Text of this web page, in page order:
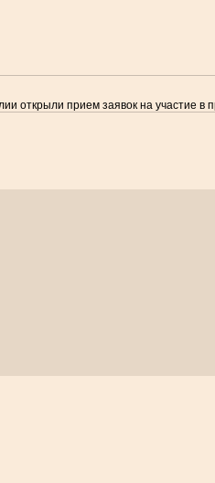
открыли прием заявок на участие в